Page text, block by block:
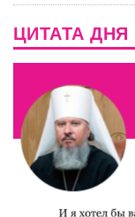
ЦИТАТА ДНЯ